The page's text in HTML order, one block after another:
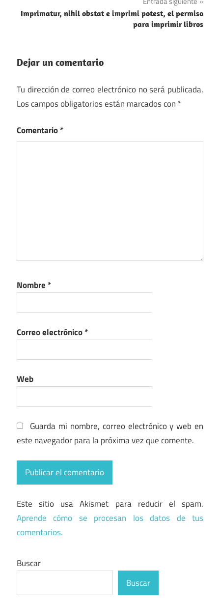
entradas
Imprimatur, nihil obstat e imprimi potest, el permiso
para imprimir libros
Dejar un comentario
Tu dirección de correo electrónico no será publicada.
Los campos obligatorios están marcados con *
Comentario*
Nombre *
Correo electrónico*
Web
Guarda mi nombre, correo electrónico y web en
este navegador para la próxima vez que comente.
Este sitio usa Akismet para reducir el spam.
Aprende cómo se procesan los datos de tus
comentarios.
Buscar
Buscar